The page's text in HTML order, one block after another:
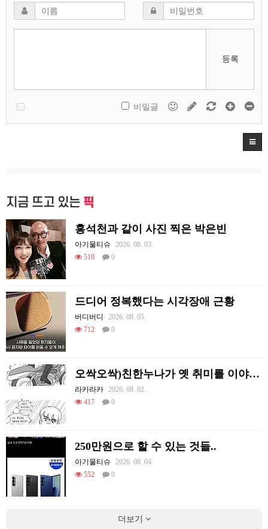
등록
비밀글
지금 뜨고 있는 픽
홍석천과 같이 사진 찍은 박은빈
아기물티슈
2026. 08. 03.
510
0
드디어 정복했다는 시각장애 근황
버디버디
2026. 08. 05.
712
0
오싹오싹)친한누나가 옛 취미를 이야기하는 만화.manhwa
라카라카
2026. 08. 02.
417
0
250만원으로 할 수 있는 것들..
아기물티슈
2026. 08. 04.
552
0
더보기